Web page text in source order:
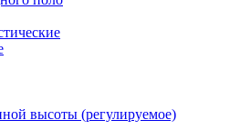
высоты (регулируемое)